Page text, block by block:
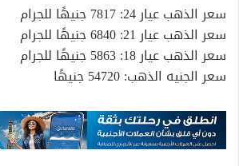
سعر الذهب عيار 24: 7817 جنيهًا للجرام
سعر الذهب عيار 21: 6840 جنيهًا للجرام
سعر الذهب عيار 18: 5863 جنيهًا للجرام
سعر الجنيه الذهب: 54720 جنيهًا